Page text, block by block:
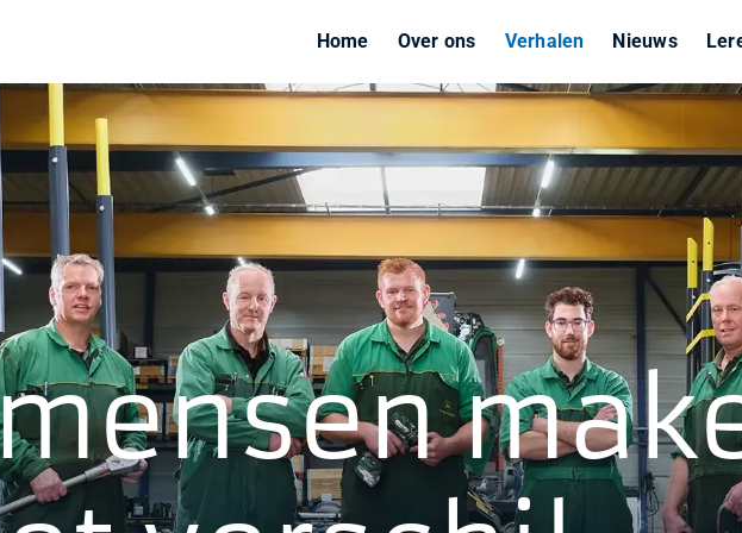
Home Over ons Verhalen Nieuws